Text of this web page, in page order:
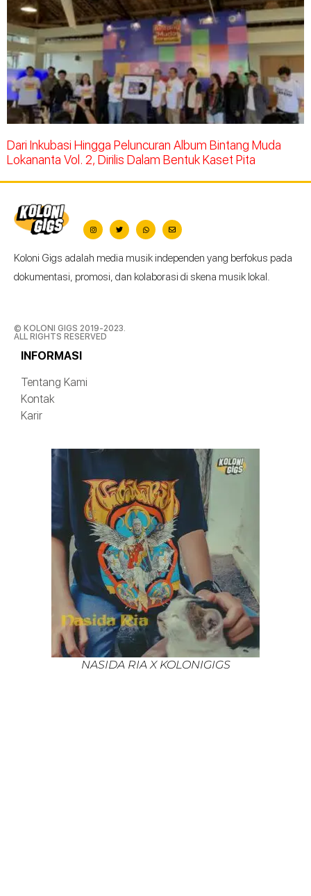
Dari Inkubasi Hingga Peluncuran Album Bintang Muda
Lokananta Vol. 2, Dirilis Dalam Bentuk Kaset Pita
Koloni Gigs adalah media musik independen yang berfokus pada
dokumentasi, promosi, dan kolaborasi di skena musik lokal.
© KOLONI GIGS 2019-2023.
ALL RIGHTS RESERVED
INFORMASI
Tentang Kami
Kontak
Karir
NASIDA RIA X KOLONIGIGS